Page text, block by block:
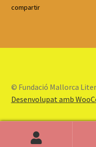
compartir
© Fundació Mallorca
Desenvolupat amb